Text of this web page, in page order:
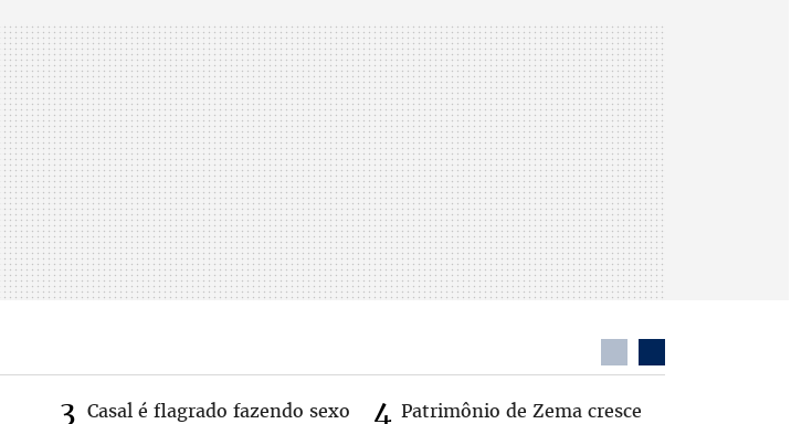
Casal é flagrado fazendo sexo
Patrimônio de Zema cresce